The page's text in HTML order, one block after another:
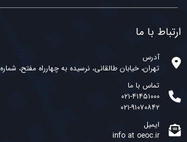
ارتباط با ما
آدرس
تهران، خیابان طالقانی، نرسیده به چهارراه مفتح، شماره ۲۳۴
تماس با ما
۰۲۱-۴۱۴۵۱۰۰۰
۰۲۱-۹۱۰۷۰۸۴۲
ایمیل
info at oeoc.ir